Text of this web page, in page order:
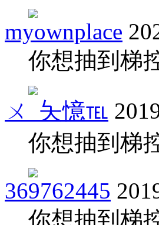
myownplace
你想抽到梯
ㄨ_夨憶℡
你想抽到梯
369762445
你想抽到梯